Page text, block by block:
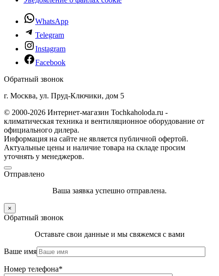
WhatsApp
Telegram
Instagram
Facebook
Обратный звонок
г. Москва, ул. Пруд-Ключики, дом 5
© 2000-2026 Интернет-магазин Tochkaholoda.ru -
климатическая техника и вентиляционное оборудование от
официального дилера.
Информация на сайте не является публичной офертой.
Актуальные цены и наличие товара на складе просим
уточнять у менеджеров.
Отправлено
Ваша заявка успешно отправлена.
×
Обратный звонок
Оставьте свои данные и мы свяжемся с вами
Ваше имя
Номер телефона*